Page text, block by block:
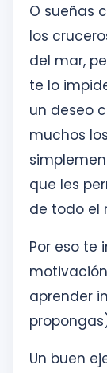
O sueñas
los
del mar,
te lo
un deseo
muchos
que les
de todo el
Por eso te
aprender
Un buen